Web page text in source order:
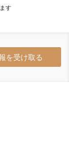
す
を受け取る